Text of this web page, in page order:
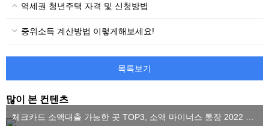
역세권 청년주택 자격 및 신청방법
중위소득 계산방법 이렇게해보세요!
목록보기
많이 본 컨텐츠